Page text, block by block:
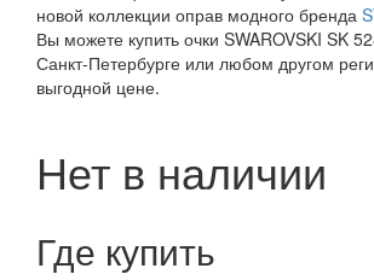
новой коллекции оправ модного бренда
Вы можете купить очки SWAROVSKI SK
Санкт-Петербурге или любом другом
выгодной цене.
Нет в наличии
Где купить